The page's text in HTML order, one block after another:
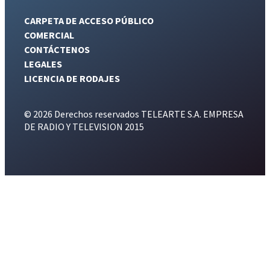
CARPETA DE ACCESO PÚBLICO
COMERCIAL
CONTÁCTENOS
LEGALES
LICENCIA DE RODAJES
© 2026 Derechos reservados TELEARTE S.A. EMPRESA
DE RADIO Y TELEVISION 2015